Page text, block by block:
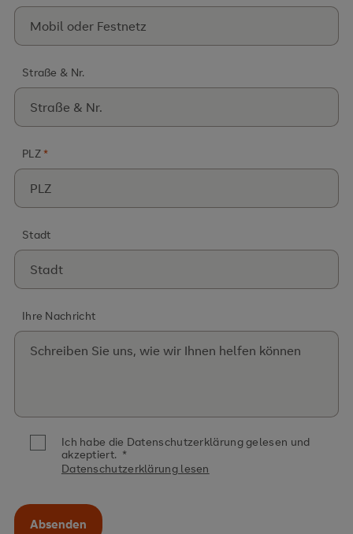
Straße & Nr.
PLZ *
Stadt
Ihre Nachricht
Ich habe die Datenschutzerklärung gelesen und
akzeptiert. *
Datenschutzerklärung lesen
Absenden